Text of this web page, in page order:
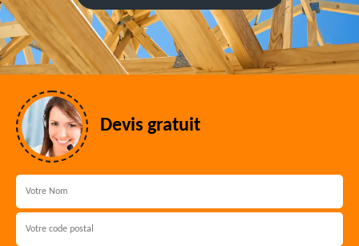
Devis gratuit